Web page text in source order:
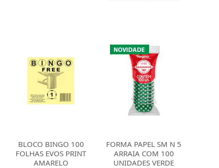
BLOCO BINGO 100
FOLHAS EVOS PRINT
AMARELO
FORMA PAPEL SM N 5
ARRAIA COM 100
UNIDADES VERDE